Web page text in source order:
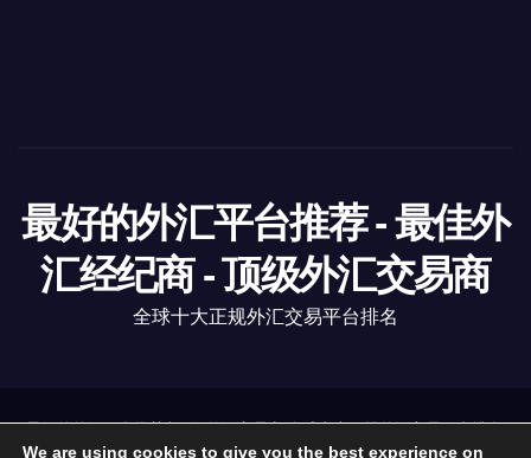
最好的外汇平台推荐 - 最佳外
汇经纪商 - 顶级外汇交易商
全球十大正规外汇交易平台排名
最好的外汇平台推荐|顶级外汇交易商全球十大正规外汇交易平台排名.
https://www.6-fx.com
We are using cookies to give you the best experience on